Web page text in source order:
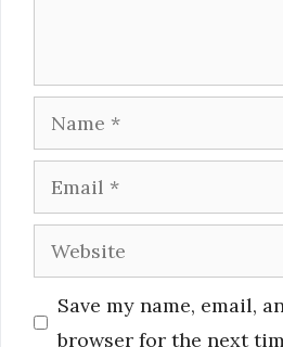
Name
Email
Website
Save my name, email,
browser for the next